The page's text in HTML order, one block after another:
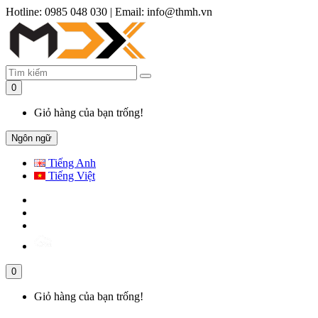
Hotline: 0985 048 030 | Email: info@thmh.vn
0
Giỏ hàng của bạn trống!
Ngôn ngữ
Tiếng Anh
Tiếng Việt
0
Giỏ hàng của bạn trống!